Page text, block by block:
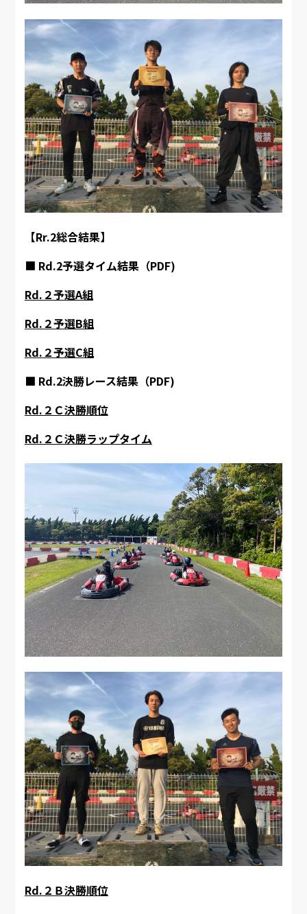
【Rr.2総合結果】
■ Rd.2予選タイム結果（PDF)
Rd.２予選A組
Rd.２予選B組
Rd.２予選C組
■ Rd.2決勝レース結果（PDF)
Rd.２Ｃ決勝順位
Rd.２Ｃ決勝ラップタイム
Rd.２Ｂ決勝順位